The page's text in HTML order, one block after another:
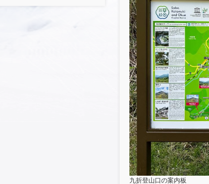
九折登山口の案内板